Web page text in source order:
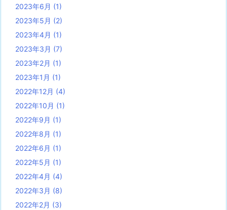
2023年6月 (1)
2023年5月 (2)
2023年4月 (1)
2023年3月 (7)
2023年2月 (1)
2023年1月 (1)
2022年12月 (4)
2022年10月 (1)
2022年9月 (1)
2022年8月 (1)
2022年6月 (1)
2022年5月 (1)
2022年4月 (4)
2022年3月 (8)
2022年2月 (3)